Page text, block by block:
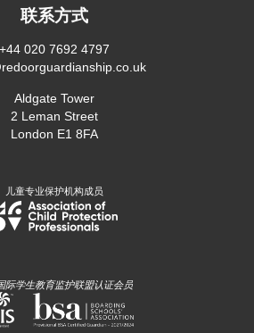
联系方式
+44 020 7692 4797
Aldgate Tower
2 Leman Street
London E1 8FA
儿童专业保护机构成员
际学生教育监护联盟认证会员